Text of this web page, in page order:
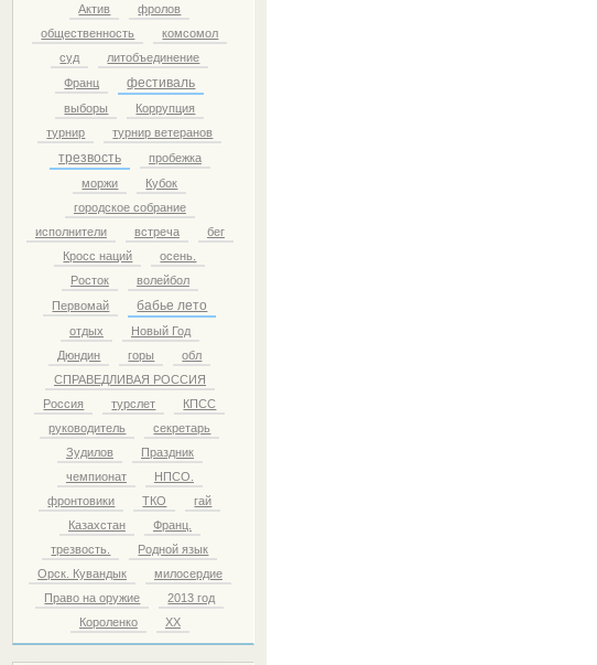
Актив
фролов
общественность
комсомол
суд
литобъединение
Франц
фестиваль
выборы
Коррупция
турнир
турнир ветеранов
трезвость
пробежка
моржи
Кубок
городское собрание
исполнители
встреча
бег
Кросс наций
осень.
Росток
волейбол
Первомай
бабье лето
отдых
Новый Год
Дюндин
горы
обл
СПРАВЕДЛИВАЯ РОССИЯ
Россия
турслет
КПСС
руководитель
секретарь
Зудилов
Праздник
чемпионат
НПСО.
фронтовики
ТКО
гай
Казахстан
Франц.
трезвость.
Родной язык
Орск. Кувандык
милосердие
Право на оружие
2013 год
Короленко
ХХ